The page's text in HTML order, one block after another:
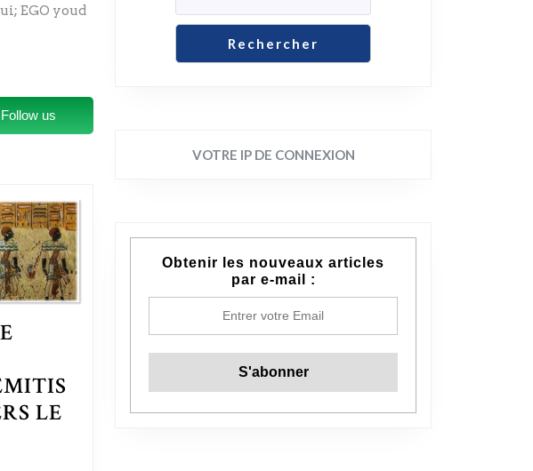
EGO youd
Follow us
LE
Rechercher
VOTRE IP DE CONNEXION
Obtenir les nouveaux articles
par e-mail :